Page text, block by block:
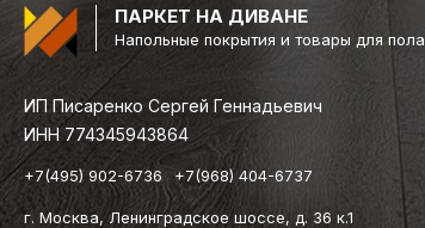
ПАРКЕТ НА ДИВАНЕ
Напольные покрытия и товары для пола
ИП Писаренко Сергей Геннадьевич
ИНН 774345943864
+7(495) 902-6736 +7(968) 404-6737
г. Москва, Ленинградское шоссе, д. 36 к.1